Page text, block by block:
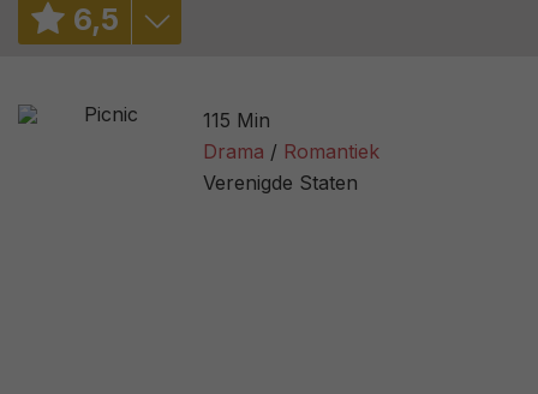
6,5
7,0/ 10718
45%
115 Min
Drama
Romantiek
Verenigde Staten